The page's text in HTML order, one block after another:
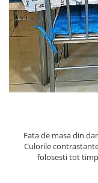
Barci, vapoare,
Pesti
Decoratiuni care se
Tablouri
Fata de masa din
Culorile
folosesti tot